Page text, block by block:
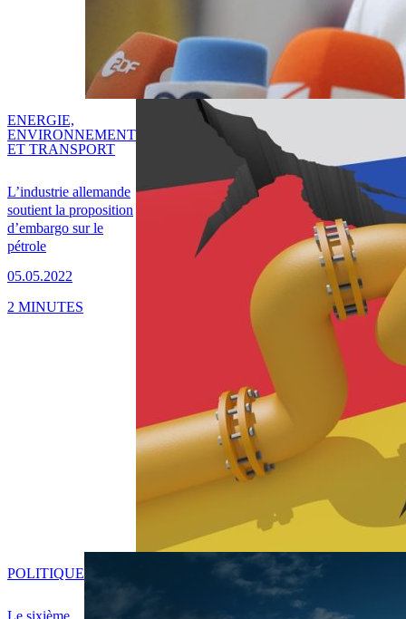
L’industrie allemande
soutient la proposition
d’embargo sur le
pétrole
05.05.2022
ENERGIE,
ENVIRONNEMENT
ET TRANSPORT
2 MINUTES
POLITIQUE